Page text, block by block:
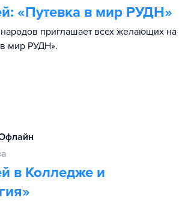
«Путевка в мир РУДН»
приглашает всех желающих на
мир РУДН».
в Колледже и